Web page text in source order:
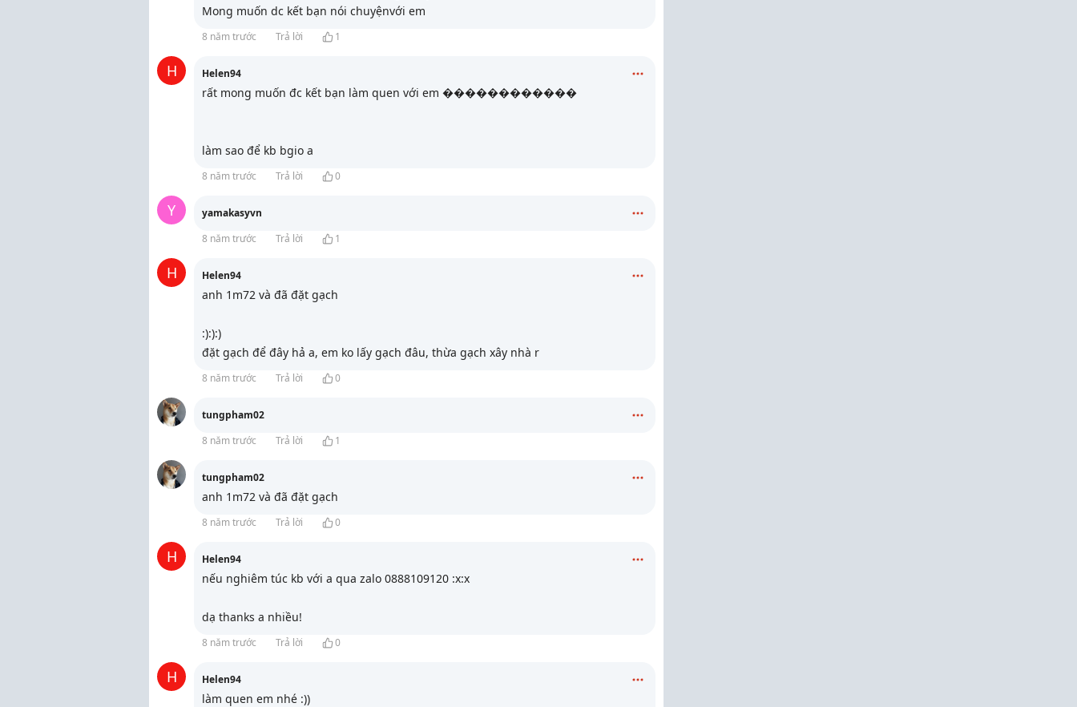
Mong muốn dc kết bạn nói chuyệnvới em
8 năm trước Trả lời 1
H Helen94
rất mong muốn đc kết bạn làm quen với em ������������
làm sao để kb bgio a
8 năm trước Trả lời 0
Y
yamakasyvn
8 năm trước
Trả lời 1
H Helen94
anh 1m72 và đã đặt gạch
:):):)
đặt gạch để đây hả a, em ko lấy gạch đâu, thừa gạch xây nhà r
8 năm trước Trả lời 0
tungpham02
8 năm trước
Trả lời 1
tungpham02
anh 1m72 và đã đặt gạch
8 năm trước Trả lời 0
H Helen94
nếu nghiêm túc kb với a qua zalo 0888109120 :x:x
dạ thanks a nhiều!
8 năm trước Trả lời 0
H Helen94
làm quen em nhé :))